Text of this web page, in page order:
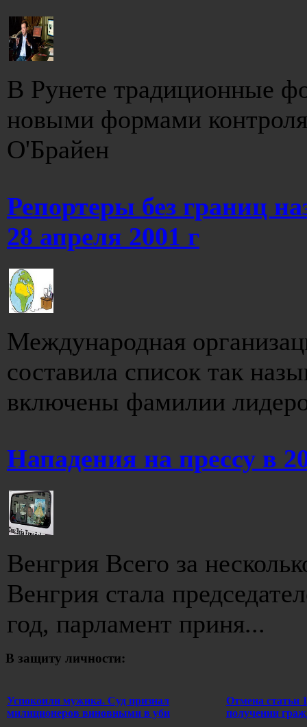
В Рунете традиционные
новыми формами
O'Брайен
Репортеры без границ
28 апреля 2001 г
Международная
составила список так
включены фамилии
Нападения на прессу в
Венгрия Всего за
Венгрия стала
год, парламент приня...
В защиту личности:
Успокоили мужика. Суд признал
милиционеров виновными в уби
Отмена статьи
получении